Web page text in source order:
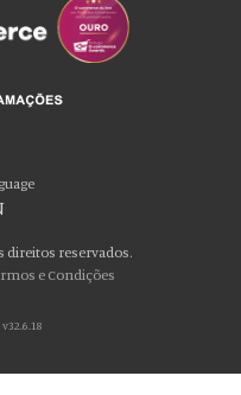
direitos reservados.
e Condições
v32.6.18
deliciosas
e anúncios, fornecer recursos
compartilhamos
lo com outras informações
uso de seus serviços. Você